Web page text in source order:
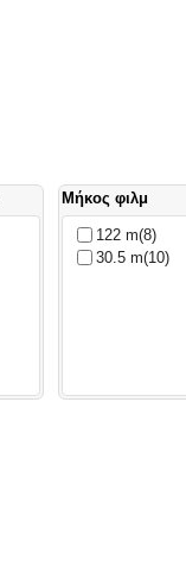
Μήκος φιλμ
122 m(8)
30.5 m(10)